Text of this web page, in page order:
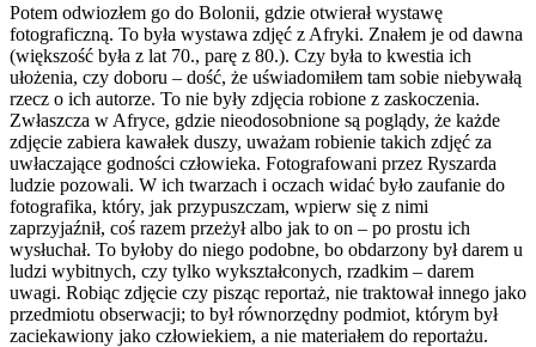
Potem odwiozłem go do Bolonii, gdzie otwierał wystawę
fotograficzną. To była wystawa zdjęć z Afryki. Znałem je od dawna
(większość była z lat 70., parę z 80.). Czy była to kwestia ich
ułożenia, czy doboru – dość, że uświadomiłem tam sobie niebywałą
rzecz o ich autorze. To nie były zdjęcia robione z zaskoczenia.
Zwłaszcza w Afryce, gdzie nieodosobnione są poglądy, że każde
zdjęcie zabiera kawałek duszy, uważam robienie takich zdjęć za
uwłaczające godności człowieka. Fotografowani przez Ryszarda
ludzie pozowali. W ich twarzach i oczach widać było zaufanie do
fotografika, który, jak przypuszczam, wpierw się z nimi
zaprzyjaźnił, coś razem przeżył albo jak to on – po prostu ich
wysłuchał. To byłoby do niego podobne, bo obdarzony był darem u
ludzi wybitnych, czy tylko wykształconych, rzadkim – darem
uwagi. Robiąc zdjęcie czy pisząc reportaż, nie traktował innego jako
przedmiotu obserwacji; to był równorzędny podmiot, którym był
zaciekawiony jako człowiekiem, a nie materiałem do reportażu.